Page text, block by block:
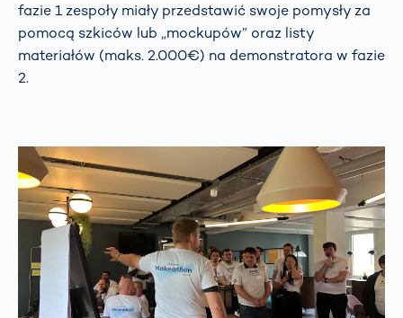
fazie 1 zespoły miały przedstawić swoje pomysły za
pomocą szkiców lub „mockupów” oraz listy
materiałów (maks. 2.000€) na demonstratora w fazie
2.